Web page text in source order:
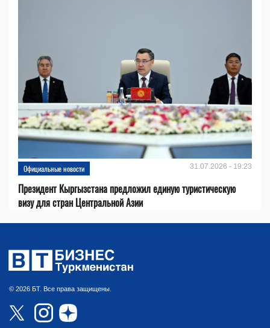
Официальные новости 31.07.2026 - 19:23
Президент Кыргызстана предложил единую туристическую
визу для стран Центральной Азии
© 2026 БТ. Все права защищены.